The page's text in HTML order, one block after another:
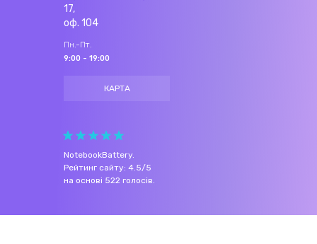
17,
оф. 104
Пн.-Пт.
9:00 - 19:00
КАРТА
NotebookBattery.
Рейтинг сайту: 4.5/5
на основі 522 голосів.